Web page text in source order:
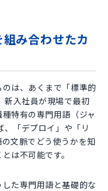
み合わせたカ
は、あくまで「標準的
新入社員が現場で最初
特有の専門用語（ジャ
「デプロイ」や「リ
文脈でどう使うかを知
は不可能です。
た専門用語と基礎的な